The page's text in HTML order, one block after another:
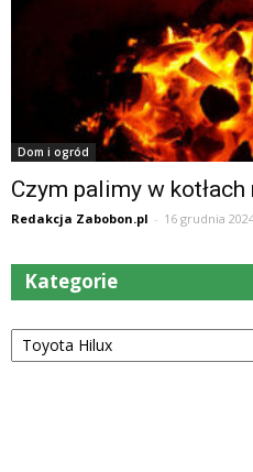
Dom i ogród
Czym palimy w kotłach
Redakcja Zabobon.pl - 16 grudnia
Kategorie
Kategorie